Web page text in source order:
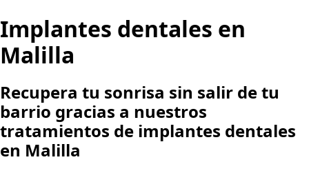
Implantes dentales en
Malilla
Recupera tu sonrisa sin salir de tu
barrio gracias a nuestros
tratamientos de implantes dentales
en Malilla